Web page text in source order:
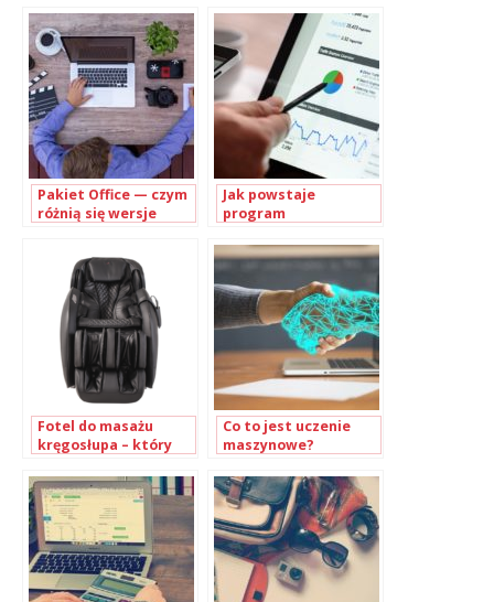
Pakiet Office — czym
różnią się wersje
Jak powstaje
program
Fotel do masażu
kręgosłupa – który
Co to jest uczenie
maszynowe?